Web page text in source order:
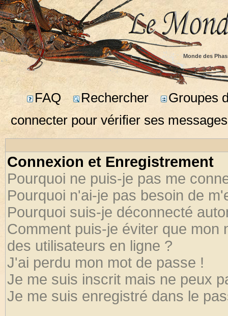
Monde des
FAQ Rechercher
Groupes
connecter pour vérifier ses
Connexion et Enregistrement
Pourquoi ne puis-je pas me
Pourquoi n'ai-je pas besoin de
Pourquoi suis-je déconnecté
Comment puis-je éviter que mon
des utilisateurs en ligne ?
J'ai perdu mon mot de passe !
Je me suis inscrit mais ne peux
Je me suis enregistré dans le